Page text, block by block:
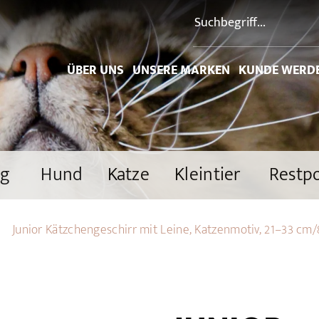
ÜBER UNS UNSERE MARKEN KUNDE
Hund Katze Kleintier
Junior Kätzchengeschirr mit Leine, Katzenmotiv, 21–33